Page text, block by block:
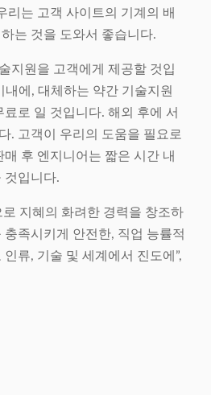
리는 고객 사이트의 기계의 배
는 것을 도와서 좋습니다.
지원을 고객에게 제공할 것입
내에, 대체하는 약간 기술지원
로 일 것입니다. 해외 후에 서
. 고객이 우리의 도움을 필요로
후 엔지니어는 짧은 시간 내
것입니다.
지혜의 화려한 경력을 창조하
족시키게 안전한, 직업 능률적
류, 기술 및 세계에서 진도에”,